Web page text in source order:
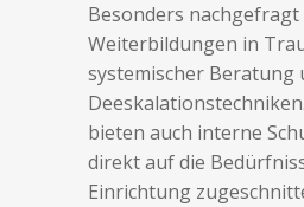
Besonders nachgefragt
Weiterbildungen in
systemischer Beratung
bieten auch interne
direkt auf die
Einrichtung